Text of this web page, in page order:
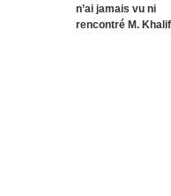
n’ai jamais vu ni
rencontré M.